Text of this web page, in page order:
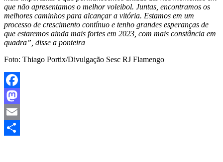
que não apresentamos o melhor voleibol. Juntas, encontramos os
melhores caminhos para alcançar a vitória. Estamos em um
processo de crescimento contínuo e tenho grandes esperanças de
que estaremos ainda mais fortes em 2023, com mais constância em
quadra”, disse a ponteira
Foto: Thiago Portix/Divulgação Sesc RJ Flamengo
Facebook
Mastodon
Email